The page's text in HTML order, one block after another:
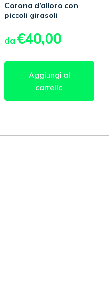
Corona d’alloro con
piccoli girasoli
da €40,00
Aggiungi al
carrello